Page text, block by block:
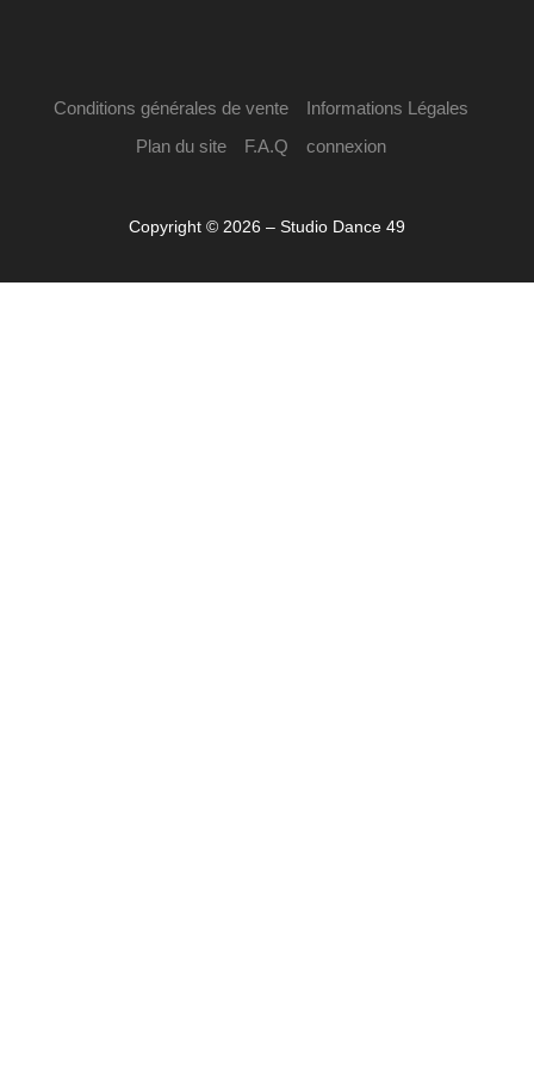
Conditions générales de vente
Informations Légales
Plan du site
F.A.Q connexion
Copyright © 2026 – Studio Dance 49